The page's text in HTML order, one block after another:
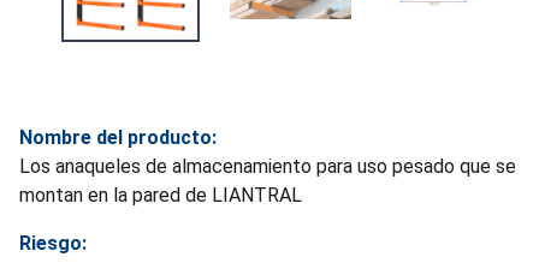
Nombre del producto:
Los anaqueles de almacenamiento para uso pesado que se
montan en la pared de LIANTRAL
Riesgo: